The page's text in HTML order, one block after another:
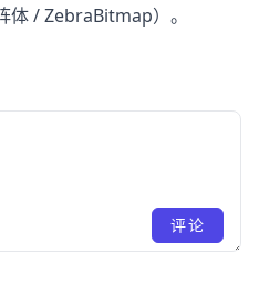
体 / ZebraBitmap）。
评论